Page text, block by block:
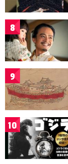
8
9
10